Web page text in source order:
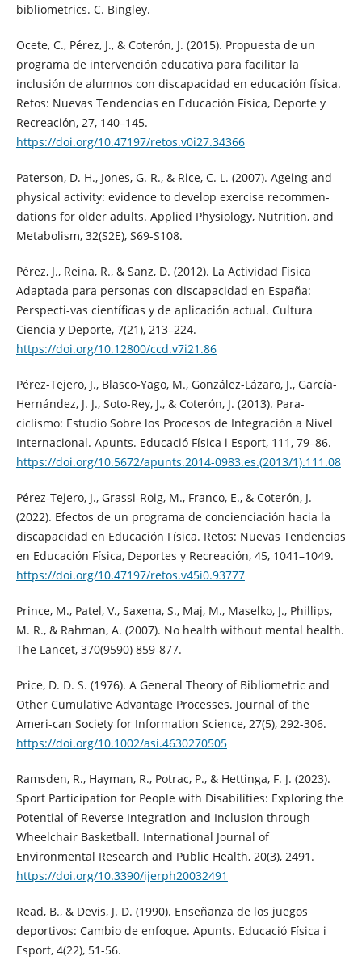
bibliometrics. C. Bingley.
Ocete, C., Pérez, J., & Coterón, J. (2015). Propuesta de un
programa de intervención educativa para facilitar la
inclusión de alumnos con discapacidad en educación física.
Retos: Nuevas Tendencias en Educación Física, Deporte y
Recreación, 27, 140–145.
https://doi.org/10.47197/retos.v0i27.34366
Paterson, D. H., Jones, G. R., & Rice, C. L. (2007). Ageing and
physical activity: evidence to develop exercise recommen-
dations for older adults. Applied Physiology, Nutrition, and
Metabolism, 32(S2E), S69-S108.
Pérez, J., Reina, R., & Sanz, D. (2012). La Actividad Física
Adaptada para personas con discapacidad en España:
Perspecti-vas científicas y de aplicación actual. Cultura
Ciencia y Deporte, 7(21), 213–224.
https://doi.org/10.12800/ccd.v7i21.86
Pérez-Tejero, J., Blasco-Yago, M., González-Lázaro, J., García-
Hernández, J. J., Soto-Rey, J., & Coterón, J. (2013). Para-
ciclismo: Estudio Sobre los Procesos de Integración a Nivel
Internacional. Apunts. Educació Física i Esport, 111, 79–86.
https://doi.org/10.5672/apunts.2014-0983.es.(2013/1).111.08
Pérez-Tejero, J., Grassi-Roig, M., Franco, E., & Coterón, J.
(2022). Efectos de un programa de concienciación hacia la
discapacidad en Educación Física. Retos: Nuevas Tendencias
en Educación Física, Deportes y Recreación, 45, 1041–1049.
https://doi.org/10.47197/retos.v45i0.93777
Prince, M., Patel, V., Saxena, S., Maj, M., Maselko, J., Phillips,
M. R., & Rahman, A. (2007). No health without mental health.
The Lancet, 370(9590) 859-877.
Price, D. D. S. (1976). A General Theory of Bibliometric and
Other Cumulative Advantage Processes. Journal of the
Ameri-can Society for Information Science, 27(5), 292-306.
https://doi.org/10.1002/asi.4630270505
Ramsden, R., Hayman, R., Potrac, P., & Hettinga, F. J. (2023).
Sport Participation for People with Disabilities: Exploring the
Potential of Reverse Integration and Inclusion through
Wheelchair Basketball. International Journal of
Environmental Research and Public Health, 20(3), 2491.
https://doi.org/10.3390/ijerph20032491
Read, B., & Devis, J. D. (1990). Enseñanza de los juegos
deportivos: Cambio de enfoque. Apunts. Educació Física i
Esport, 4(22), 51-56.